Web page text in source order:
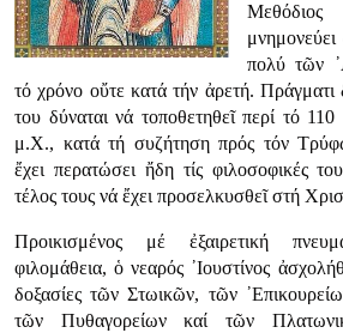
πολύ τῶν
τό χρόνο οὔτε κατά τήν ἀρετή.
του δύναται νά τοποθετηθεῖ περί τό
μ.Χ., κατά τή συζήτηση πρός τόν
ἔχει περατώσει ἤδη τίς φιλοσοφικές
τέλος τους νά ἔχει προσελκυσθεῖ στή
Προικισμένος μέ ἐξαιρετική
φιλομάθεια, ὁ νεαρός ᾿Ιουστίνος
δοξασίες τῶν Στωικῶν, τῶν
τῶν Πυθαγορείων καί τῶν